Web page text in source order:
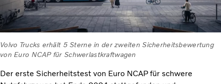
Volvo Trucks erhält 5 Sterne in der zweiten Sicherheitsbewertung
von Euro NCAP für Schwerlastkraftwagen
Der erste Sicherheitstest von Euro NCAP für schwere